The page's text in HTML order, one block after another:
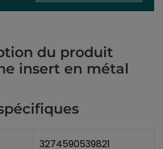
du produit
insert en métal
3274590539821